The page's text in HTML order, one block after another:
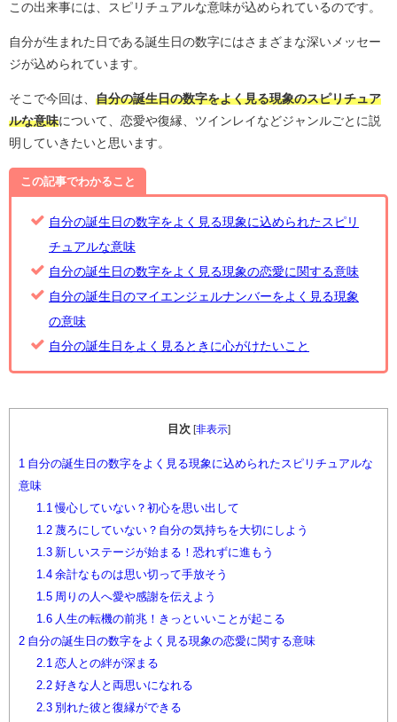
この出来事には、スピリチュアルな意味が込められているのです。
自分が生まれた日である誕生日の数字にはさまざまな深いメッセー
ジが込められています。
そこで今回は、 自分の誕生日の数字をよく見る現象のスピリチュア
ルな意味について、恋愛や復縁、ツインレイなどジャンルごとに説
明していきたいと思います。
この記事でわかること
自分の誕生日の数字をよく見る現象に込められたスピリ
チュアルな意味
自分の誕生日の数字をよく見る現象の恋愛に関する意味
自分の誕生日のマイエンジェルナンバーをよく見る現象
の意味
自分の誕生日をよく見るときに心がけたいこと
目次 [非表示]
1 自分の誕生日の数字をよく見る現象に込められたスピリチュアルな
意味
1.1 慢心していない？初心を思い出して
1.2蔑ろにしていない？自分の気持ちを大切にしよう
1.3新しいステージが始まる！恐れずに進もう
1.4余計なものは思い切って手放そう
1.5周りの人へ愛や感謝を伝えよう
1.6人生の転機の前兆！きっといいことが起こる
2 自分の誕生日の数字をよく見る現象の恋愛に関する意味
2.1 恋人との絆が深まる
2.2好きな人と両思いになれる
2.3別れた彼と復縁ができる